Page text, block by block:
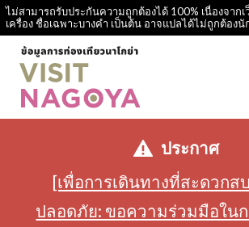
ไม่สามารถรับประกันความถูกต้องได้ 100% เนื่องจาก
เครื่อง ชื่อเฉพาะบางคำ เป็นต้น อาจแปลได้ไม่ถูกต้องนั
ประกาศ
[เพื่อการเดินทางที่สะดวกส
ปลอดภัย: ขอความร่วมมือใน